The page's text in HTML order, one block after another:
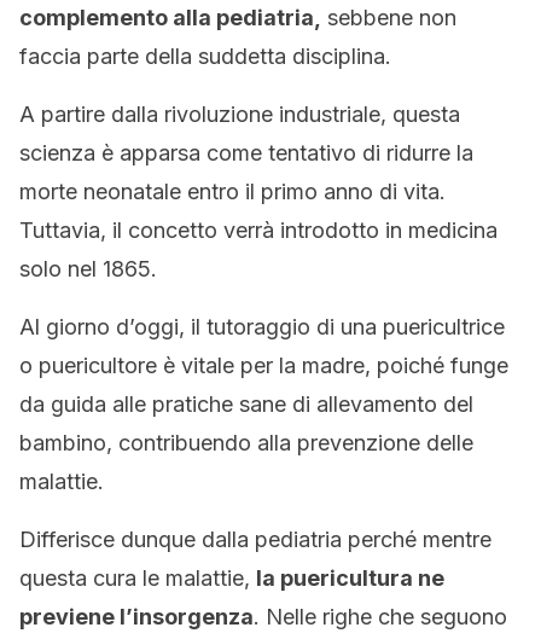
complemento alla pediatria, sebbene non
faccia parte della suddetta disciplina.
A partire dalla rivoluzione industriale, questa
scienza è apparsa come tentativo di ridurre la
morte neonatale entro il primo anno di vita.
Tuttavia, il concetto verrà introdotto in medicina
solo nel 1865.
Al giorno d’oggi, il tutoraggio di una puericultrice
o puericultore è vitale per la madre, poiché funge
da guida alle pratiche sane di allevamento del
bambino, contribuendo alla prevenzione delle
malattie.
Differisce dunque dalla pediatria perché mentre
questa cura le malattie, la puericultura ne
previene l’insorgenza. Nelle righe che seguono